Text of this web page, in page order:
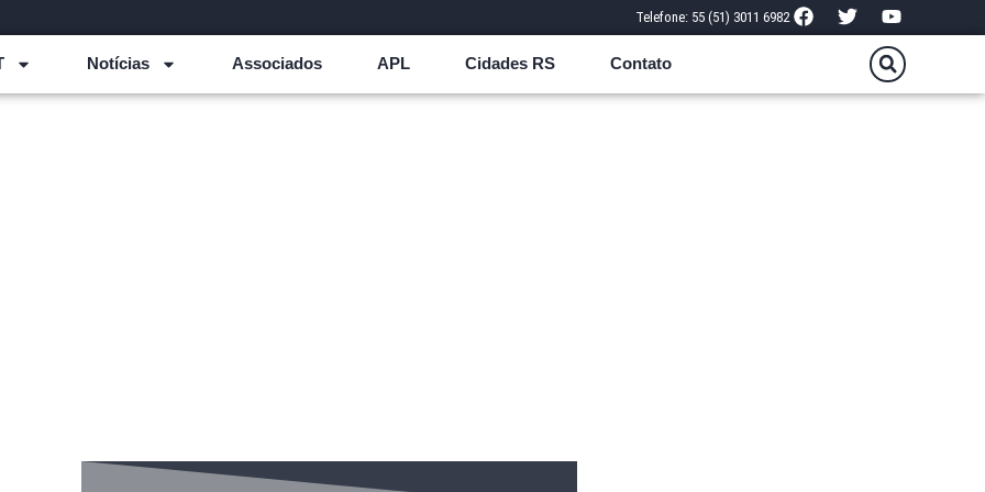
Telefone: 55 (51) 3011 6982
Notícias Associados APL Cidades RS Contato